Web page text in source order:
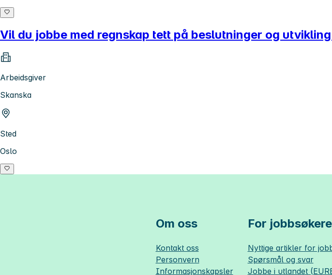
Vil du jobbe med regnskap tett på beslutninger og
Arbeidsgiver
Skanska
Sted
Oslo
Om oss
Kontakt oss
Personvern
Informasjonskapsler
For jobbsøkere
Nyttige artikler for
Spørsmål og svar
Jobbe i utlandet